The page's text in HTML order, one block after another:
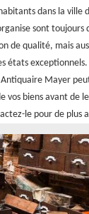
dans la ville
sont toujours
de qualité, mais
états exceptionnels.
Mayer
vos biens avant de
le pour de plus